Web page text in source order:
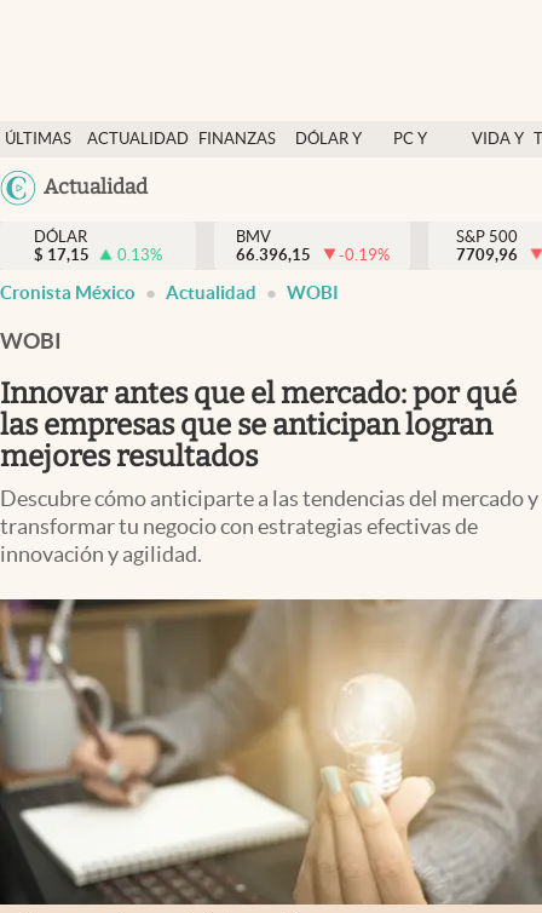
ÚLTIMAS
NOTICIAS
ACTUALIDAD
FINANZAS
DÓLAR Y
PC Y
VIDA Y
México
Actualidad
Actualidad
Finanzas y economía
Dólar y mercados
Pc y celular
Vida y estilo
Tv
Clima
Espiritualidad
Mediakit
abre en nueva pestaña
México
DÓLAR
$ 17,15 0.13%
BMV
66.396,15
-0.19%
S&P 500
7709,96
Cronista México Actualidad WOBI
WOBI
Innovar antes que el mercado: por qué
las empresas que se anticipan logran
mejores resultados
Descubre cómo anticiparte a las tendencias del mercado y
transformar tu negocio con estrategias efectivas de
innovación y agilidad.